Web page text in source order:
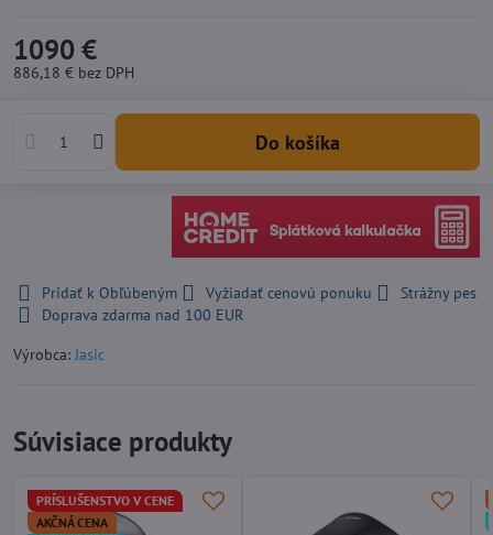
1090 €
886,18 € bez DPH
Do košíka
Pridať k Obľúbeným Vyžiadať cenovú ponuku
Strážny pes
Doprava zdarma nad 100 EUR
Výrobca:Jasic
Súvisiace produkty
PRÍSLUŠENSTVO V CENE
AKČNÁ CENA